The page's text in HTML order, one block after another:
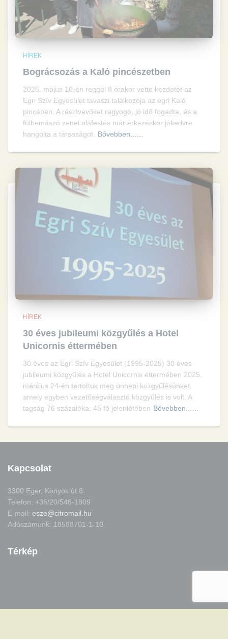
HÍREK
Bográcsozás a Kaló pincészetben
2025. május 10-én reggel 8 órakor vette kezdetét az
Egri Szív Egyesület tavaszi találkozója az egri Kaló
pincében. A résztvevőket ragyogó, jó idő fogadta, és a
fülbemászó zenei aláfestés már érkezéskor jókedvre
hangolta a társaságot. Bővebben...…
HÍREK
30 éves jubileumi közgyűlés a Hotel
Unicornis éttermében
30 éves az Egri Szív Egyesület (1995-2025) 30 éves
jubileumi közgyűlés a Hotel Unicornis éttermében 2025.
március 24-én tartottuk meg ünnepi közgyűlésünket,
amely egyben vezetőségválasztó közgyűlés is volt. A
tagság 76 százaléka, 45 fő jelenlétében Bővebben...…
Kapcsolat
3300 Eger, Könyök út 8.
Telefon: +36/20/546-1809
E-mail: esze@citromail.hu
Adószámunk: 18588701-1-10
Térkép